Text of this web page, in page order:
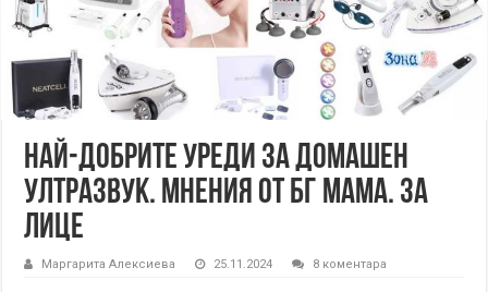
Най-добрите уреди за домашен
ултразвук. Мнения от БГ Мама. За
лице
Маргарита Алексиева 25.11.2024 8 коментара